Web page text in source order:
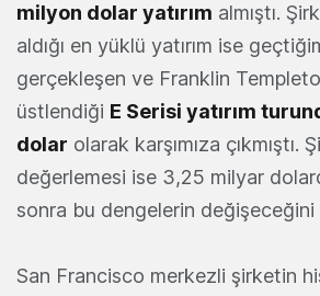
milyon dolar yatırım almıştı.
aldığı en yüklü yatırım ise
gerçekleşen ve Franklin
üstlendiği E Serisi yatırım
dolar olarak karşımıza çıkmıştı.
değerlemesi ise 3,25 milyar
sonra bu dengelerin değişeceğini
San Francisco merkezli şirketin